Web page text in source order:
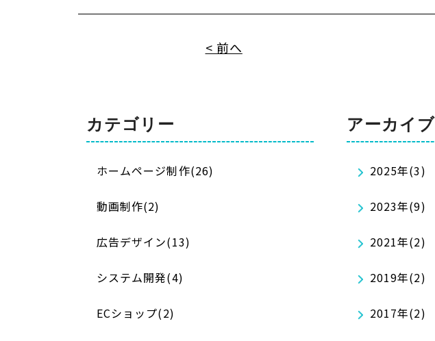
< 前へ
カテゴリー
ホームページ制作(26)
動画制作(2)
広告デザイン(13)
システム開発(4)
ECショップ(2)
アーカイブ
2025年(3)
2023年(9)
2021年(2)
2019年(2)
2017年(2)